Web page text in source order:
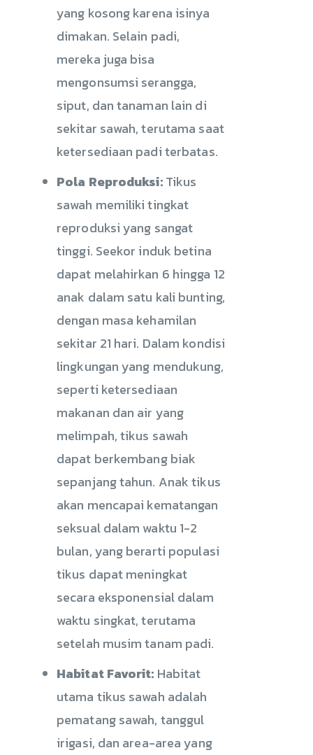
yang kosong karena isinya
dimakan. Selain padi,
mereka juga bisa
mengonsumsi serangga,
siput, dan tanaman lain di
sekitar sawah, terutama saat
ketersediaan padi terbatas.
Pola Reproduksi:Tikus
sawah memiliki tingkat
reproduksi yang sangat
tinggi. Seekor induk betina
dapat melahirkan 6 hingga 12
anak dalam satu kali bunting,
dengan masa kehamilan
sekitar 21 hari. Dalam kondisi
lingkungan yang mendukung,
seperti ketersediaan
makanan dan air yang
melimpah, tikus sawah
dapat berkembang biak
sepanjang tahun. Anak tikus
akan mencapai kematangan
seksual dalam waktu 1-2
bulan, yang berarti populasi
tikus dapat meningkat
secara eksponensial dalam
waktu singkat, terutama
setelah musim tanam padi.
Habitat Favorit: Habitat
utama tikus sawah adalah
pematang sawah, tanggul
irigasi, dan area-area yang